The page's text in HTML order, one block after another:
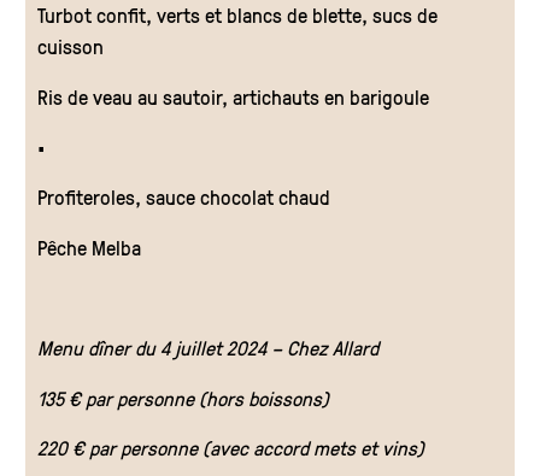
Turbot confit, verts et blancs de blette, sucs de
cuisson
Ris de veau au sautoir, artichauts en barigoule
•
Profiteroles, sauce chocolat chaud
Pêche Melba
Menu dîner du 4 juillet 2024 – Chez Allard
135 € par personne (hors boissons)
220 € par personne (avec accord mets et vins)